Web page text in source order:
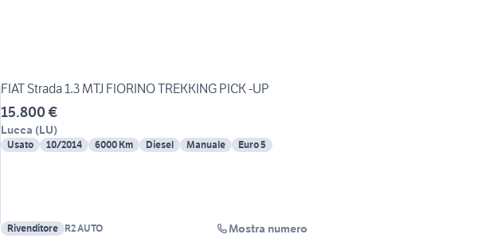
FIAT Strada 1.3 MTJ FIORINO TREKKING PICK -UP
15.800 €
Lucca (LU)
Usato 10/2014 6000 Km Diesel Manuale Euro 5
Rivenditore R2 AUTO Mostra numero